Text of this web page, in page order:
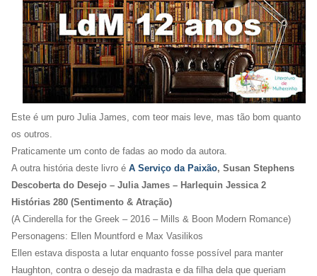
Este é um puro Julia James, com teor mais leve, mas tão bom quanto
os outros.
Praticamente um conto de fadas ao modo da autora.
A outra história deste livro é A Serviço da Paixão, Susan Stephens
Descoberta do Desejo – Julia James – Harlequin Jessica 2
Histórias 280 (Sentimento & Atração)
(A Cinderella for the Greek – 2016 – Mills & Boon Modern Romance)
Personagens: Ellen Mountford e Max Vasilikos
Ellen estava disposta a lutar enquanto fosse possível para manter
Haughton, contra o desejo da madrasta e da filha dela que queriam